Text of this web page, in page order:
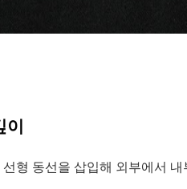
이
형 동선을 삽입해 외부에서